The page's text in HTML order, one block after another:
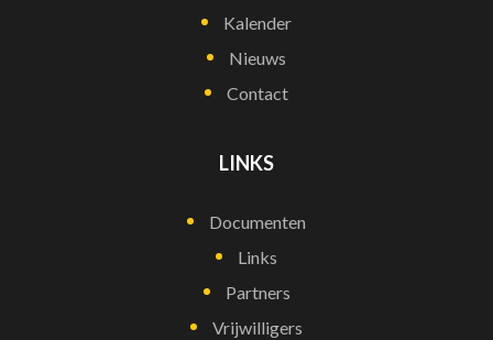
Kalender
Nieuws
Contact
LINKS
Documenten
Links
Partners
Vrijwilligers